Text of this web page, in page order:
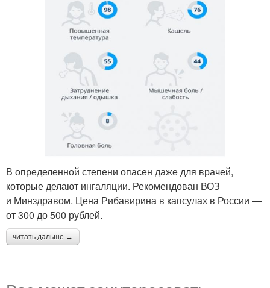
В определенной степени опасен даже для врачей,
которые делают ингаляции. Рекомендован ВОЗ
и Минздравом. Цена Рибавирина в капсулах в России —
от 300 до 500 рублей.
читать дальше →